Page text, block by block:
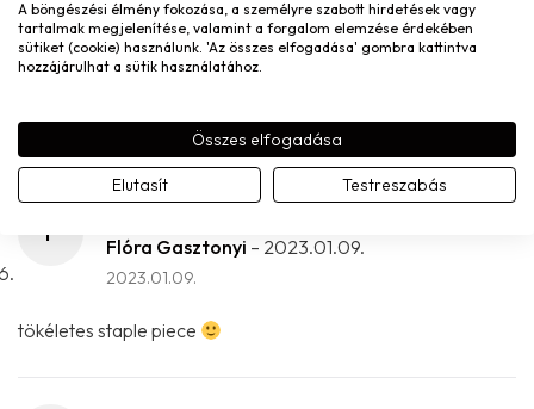
Z
Zsolt N.–2022.12.27.
2022.12.27.
Nem érkezett meg a rendelés.
F
Flóra Gasztonyi – 2023.01.09.
2023.01.09.
tökéletes staple piece
A böngészési élmény fokozása, a személyre szabott hirdetések vagy
tartalmak megjelenítése, valamint a forgalom elemzése érdekében
sütiket (cookie) használunk. 'Az összes elfogadása' gombra kattintva
hozzájárulhat a sütik használatához.
Összes elfogadása
Elutasít Testreszabás